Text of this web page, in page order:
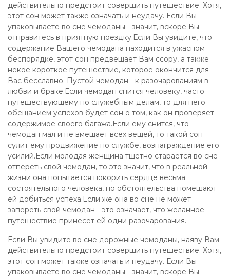
действительно предстоит совершить путешествие. Хотя,
этот сон может также означать и неудачу. Если Вы
упаковываете во сне чемоданы - значит, вскоре Вы
отправитесь в приятную поездку.Если Вы увидите, что
содержание Вашего чемодана находится в ужасном
беспорядке, этот сон предвещает Вам ссору, а также
некое короткое путешествие, которое окончится для
Вас бесславно. Пустой чемодан - к разочарованиям в
любви и браке.Если чемодан снится человеку, часто
путешествующему по служебным делам, то для него
обещанием успехов будет сон о том, как он проверяет
содержимое своего багажа.Если ему снится, что
чемодан мал и не вмещает всех вещей, то такой сон
сулит ему продвижение по службе, вознаграждение его
усилий.Если молодая женщина тщетно старается во сне
отпереть свой чемодан, то это значит, что в реальной
жизни она попытается покорить сердце весьма
состоятельного человека, но обстоятельства помешают
ей добиться успеха.Если же она во сне не может
запереть свой чемодан - это означает, что желанное
путешествие принесет ей одни разочарования.
Если Вы увидите во сне дорожные чемоданы, наяву Вам
действительно предстоит совершить путешествие. Хотя,
этот сон может также означать и неудачу. Если Вы
упаковываете во сне чемоданы - значит, вскоре Вы